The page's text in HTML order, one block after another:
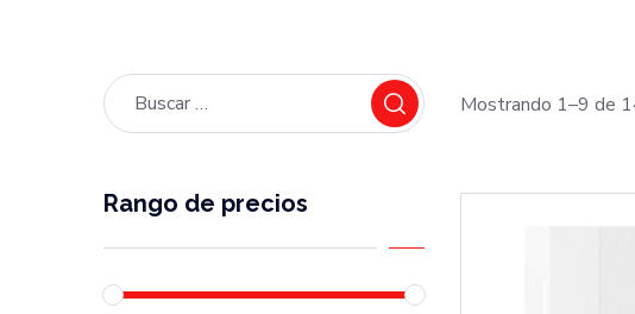
Mostrando 1–9 de
Rango de precios